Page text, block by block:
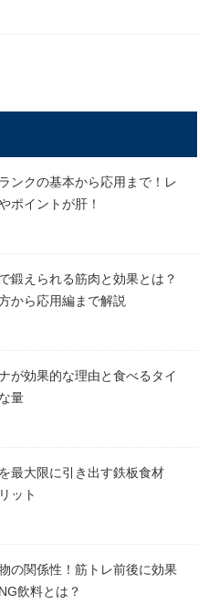
ンクの基本から応用まで！レ
ポイントが肝！
鍛えられる筋肉と効果とは？
から応用編まで解説
が効果的な理由と食べるタイ
量
最大限に引き出す鉄板食材
ット
の関係性！筋トレ前後に効果
飲料とは？